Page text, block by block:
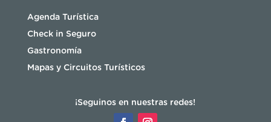
Agenda Turística
Check in Seguro
Gastronomía
Mapas y Circuitos Turísticos
¡Seguinos en nuestras redes!